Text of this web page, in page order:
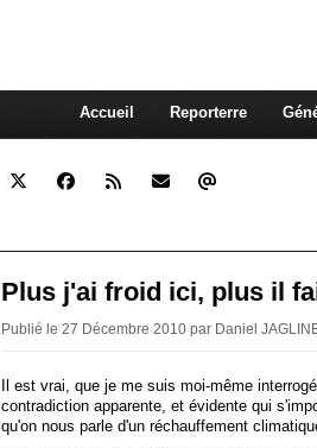
Accueil Reporterre
Plus j'ai froid ici, plus il
Publié le 27 Décembre 2010 par Daniel
Il est vrai, que je me suis moi-même
contradiction apparente, et évidente qui
qu'on nous parle d'un réchauffement